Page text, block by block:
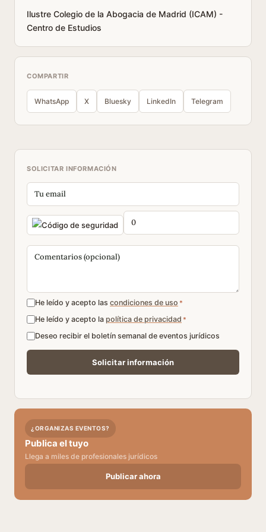
Ilustre Colegio de la Abogacia de Madrid (ICAM) -
Centro de Estudios
COMPARTIR
WhatsApp X Bluesky LinkedIn Telegram
SOLICITAR INFORMACIÓN
He leído y acepto las condiciones de uso *
He leído y acepto la política de privacidad *
Deseo recibir el boletín semanal de eventos jurídicos
¿ORGANIZAS EVENTOS?
Publica el tuyo
Llega a miles de profesionales jurídicos
Publicar ahora